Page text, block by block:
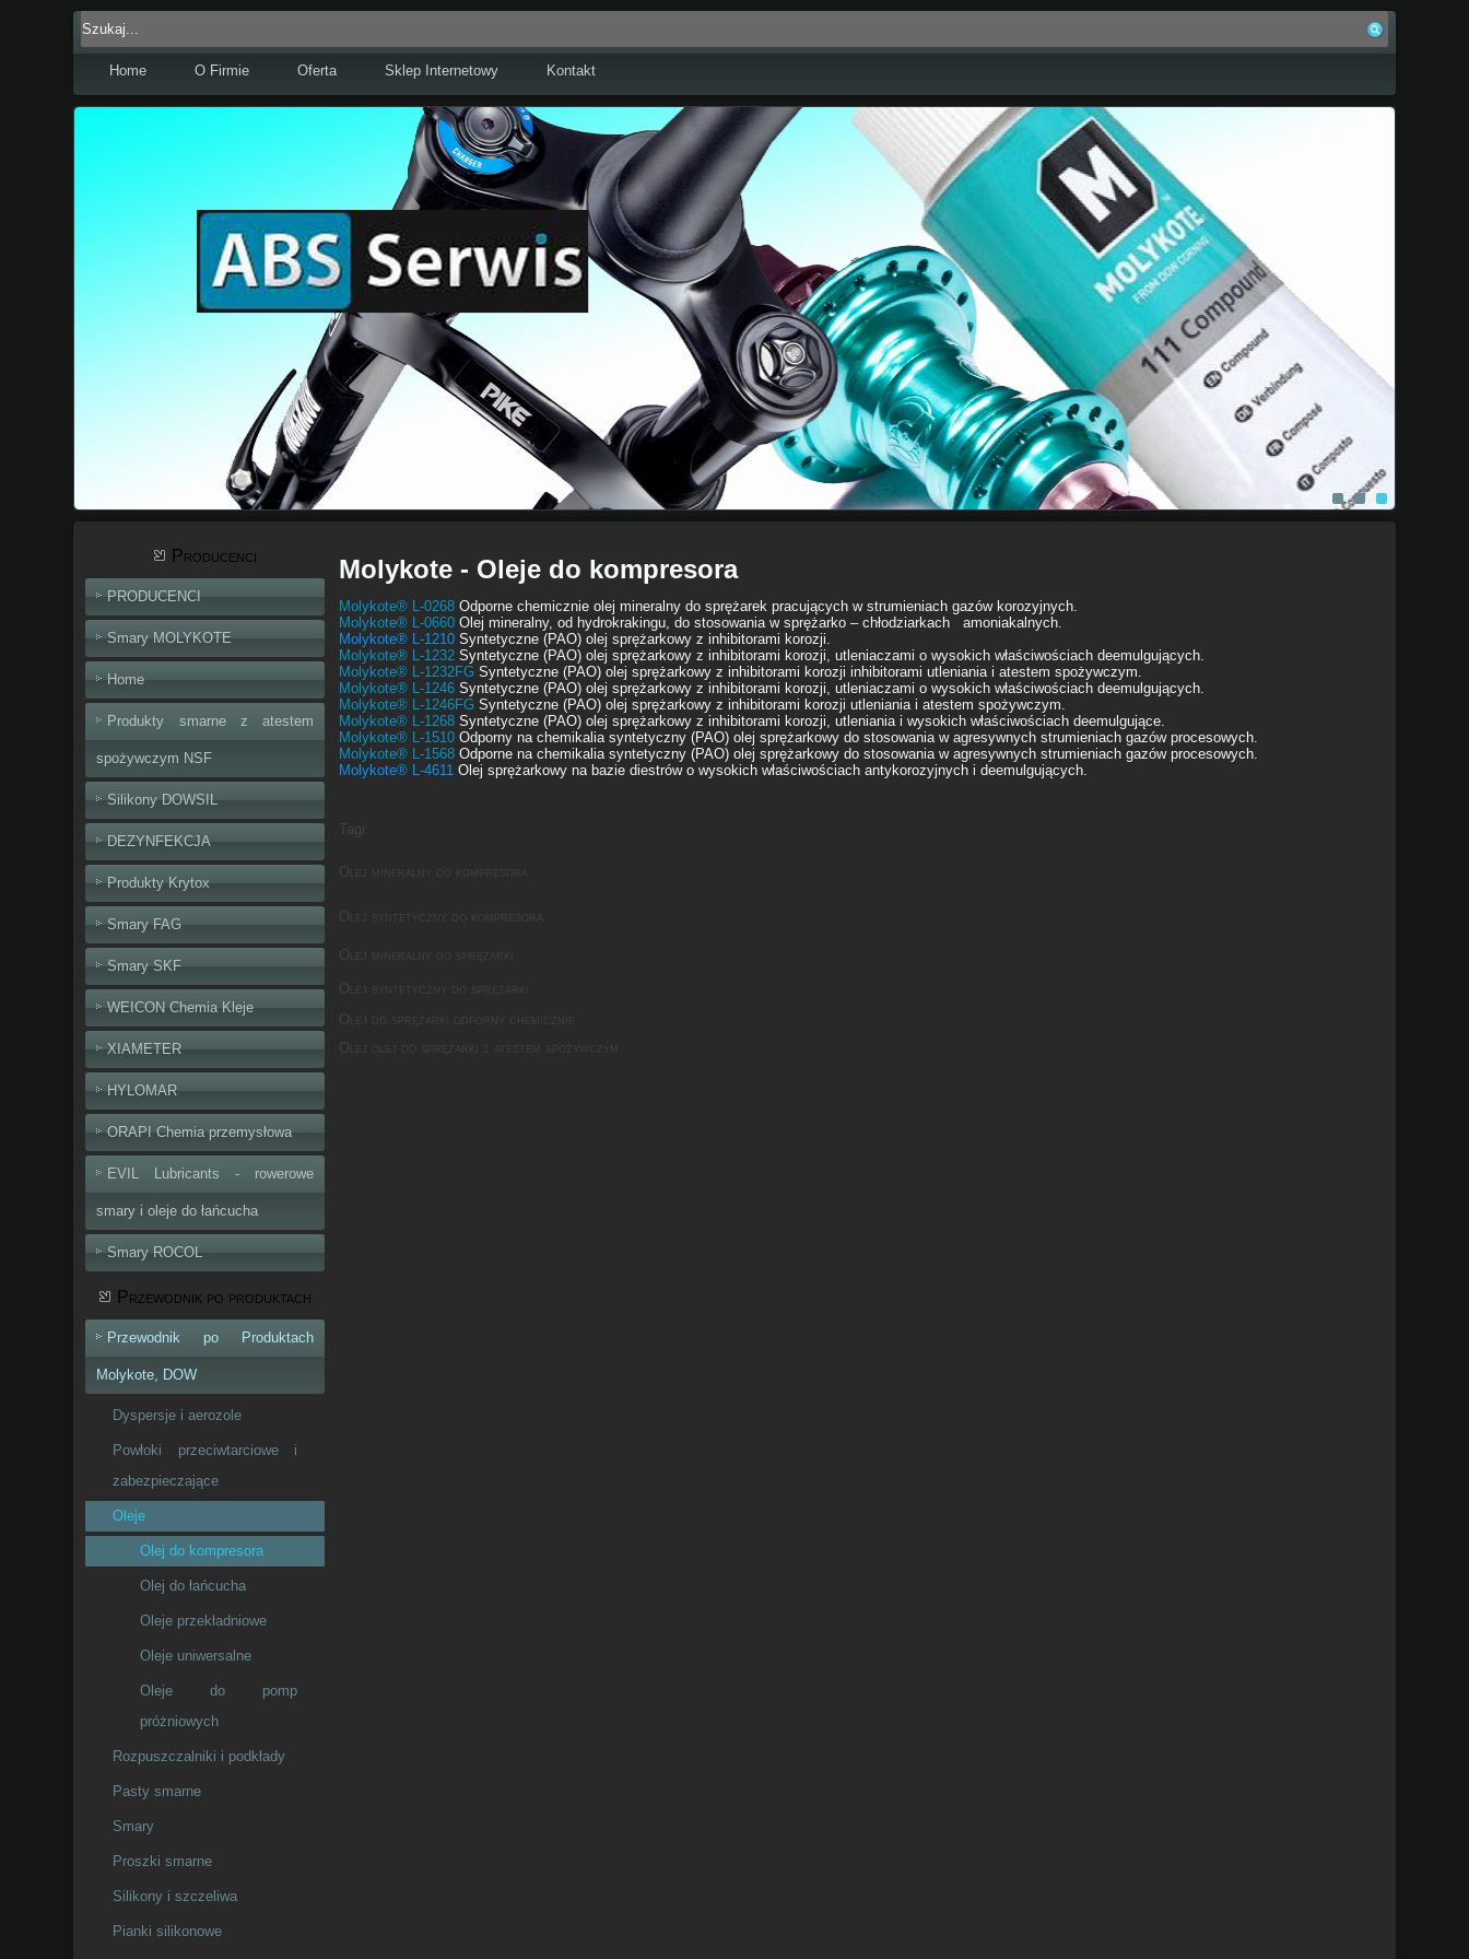
Home O Firmie Oferta Sklep Internetowy Kontakt
Producenci
PRODUCENCI
Smary MOLYKOTE
Home
Produkty smarne z atestem
spożywczym NSF
Silikony DOWSIL
DEZYNFEKCJA
Produkty Krytox
Smary FAG
Smary SKF
WEICON Chemia Kleje
XIAMETER
HYLOMAR
ORAPI Chemia przemysłowa
EVIL Lubricants - rowerowe
smary i oleje do łańcucha
Smary ROCOL
Przewodnik po produktach
Przewodnik po Produktach
Molykote, DOW
Dyspersje i aerozole
Powłoki przeciwtarciowe i
zabezpieczające
Oleje
Olej do kompresora
Olej do łańcucha
Oleje przekładniowe
Oleje uniwersalne
Oleje do pomp
próżniowych
Rozpuszczalniki i podkłady
Pasty smarne
Smary
Proszki smarne
Silikony i szczeliwa
Pianki silikonowe
Molykote - Oleje do kompresora
Molykote® L-0268 Odporne chemicznie olej mineralny do sprężarek pracujących w strumieniach gazów korozyjnych.
Molykote® L-0660 Olej mineralny, od hydrokrakingu, do stosowania w sprężarko – chłodziarkach amoniakalnych.
Molykote® L-1210 Syntetyczne (PAO) olej sprężarkowy z inhibitorami korozji.
Molykote® L-1232 Syntetyczne (PAO) olej sprężarkowy z inhibitorami korozji, utleniaczami o wysokich właściwościach deemulgujących.
Molykote® L-1232FG Syntetyczne (PAO) olej sprężarkowy z inhibitorami korozji inhibitorami utleniania i atestem spożywczym.
Molykote® L-1246 Syntetyczne (PAO) olej sprężarkowy z inhibitorami korozji, utleniaczami o wysokich właściwościach deemulgujących.
Molykote® L-1246FG Syntetyczne (PAO) olej sprężarkowy z inhibitorami korozji utleniania i atestem spożywczym.
Molykote® L-1268 Syntetyczne (PAO) olej sprężarkowy z inhibitorami korozji, utleniania i wysokich właściwościach deemulgujące.
Molykote® L-1510 Odporny na chemikalia syntetyczny (PAO) olej sprężarkowy do stosowania w agresywnych strumieniach gazów procesowych.
Molykote® L-1568 Odporne na chemikalia syntetyczny (PAO) olej sprężarkowy do stosowania w agresywnych strumieniach gazów procesowych.
Molykote® L-4611 Olej sprężarkowy na bazie diestrów o wysokich właściwościach antykorozyjnych i deemulgujących.
Tagi:
Olej mineralny do kompresora
Olej syntetyczny do kompresora
Olej mineralny do sprężarki
Olej syntetyczny do sprężarki
Olej do sprężarki odporny chemicznie
Olej olej do sprężarki z atestem spożywczym